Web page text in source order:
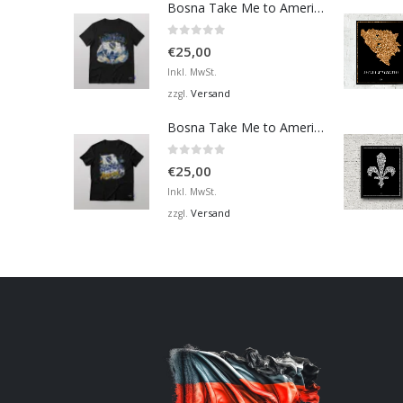
Bosna Take Me to America Navijačka Majica 4
€25,00
Inkl. MwSt.
zzgl. Versand
Bosna Take Me to America Navijačka Majica 2
€25,00
Inkl. MwSt.
zzgl. Versand